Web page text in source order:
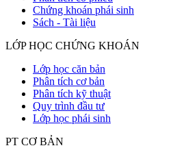
Chứng khoán phái sinh
Sách - Tài liệu
LỚP HỌC CHỨNG KHOÁN
Lớp học căn bản
Phân tích cơ bản
Phân tích kỹ thuật
Quy trình đầu tư
Lớp học phái sinh
PT CƠ BẢN